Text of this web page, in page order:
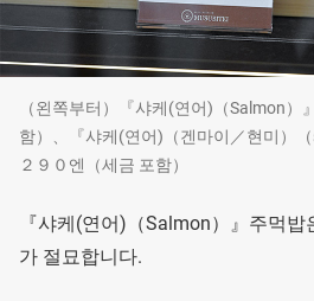
（왼쪽부터）『샤케(연어)（Salmon
함）、『샤케(연어)（겐마이／현미）
２９０엔（세금 포함）
『샤케(연어)（Salmon）』주먹
가 절묘합니다.